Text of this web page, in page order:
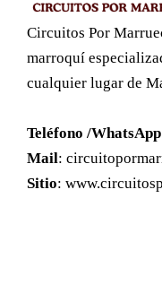
Circuitos Por
marroquí
cualquier lugar de
Teléfono /
Mail:
Sitio: